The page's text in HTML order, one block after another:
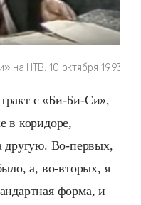
на НТВ. 10 октября 1993.
с «Би-Би-Си»,
в коридоре,
другую. Во-первых,
а, во-вторых, я
форма, и